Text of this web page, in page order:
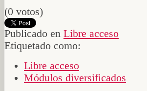
(0 votos)
Publicado en Libre acceso
Etiquetado como:
Libre acceso
Módulos diversificados